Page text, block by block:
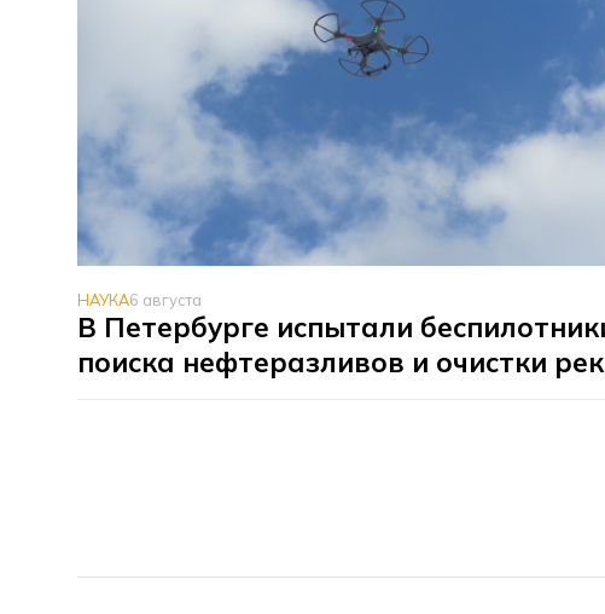
НАУКА6 августа
В Петербурге испытали
поиска нефтеразливов и очистки рек